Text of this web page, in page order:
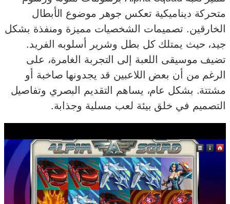
متحركة ديناميكية تعكس جوهر موضوع الأبطال
الخارقين. تصميمات الشخصيات مميزة ومنفذة بشكل
جيد، حيث يمتلك كل بطل وشرير أسلوبه الفريد.
تضيف موسيقى اللعبة إلى التجربة الغامرة، على
الرغم من أن بعض اللاعبين قد يجدونها صاخبة أو
مشتتة. بشكل عام، يساهم التقديم البصري وتفاصيل
التصميم في خلق بيئة لعب مسلية وجذابة.